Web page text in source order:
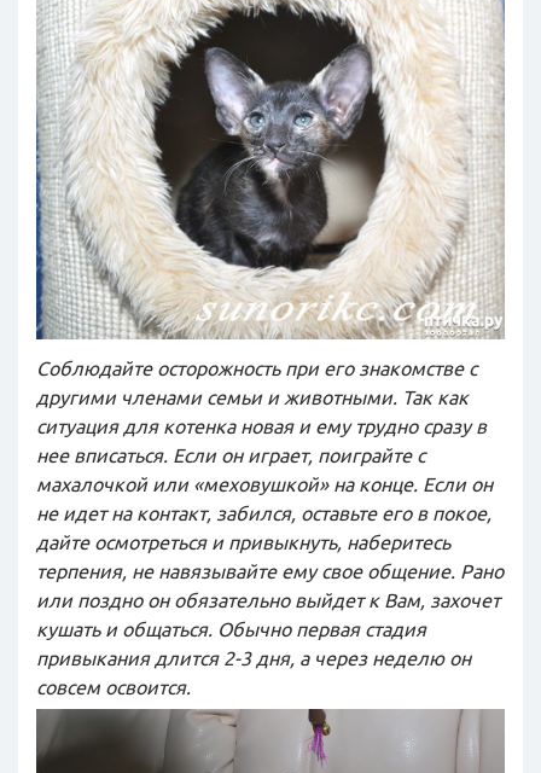
Соблюдайте осторожность при его знакомстве с
другими членами семьи и животными. Так как
ситуация для котенка новая и ему трудно сразу в
нее вписаться. Если он играет, поиграйте с
махалочкой или «меховушкой» на конце. Если он
не идет на контакт, забился, оставьте его в покое,
дайте осмотреться и привыкнуть, наберитесь
терпения, не навязывайте ему свое общение. Рано
или поздно он обязательно выйдет к Вам, захочет
кушать и общаться. Обычно первая стадия
привыкания длится 2-3 дня, а через неделю он
совсем освоится.